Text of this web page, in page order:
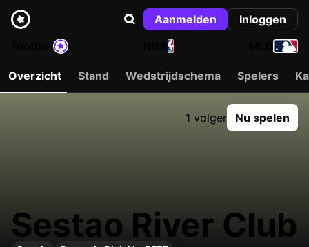
Aanmelden
Inloggen
NBA
Overzicht Stand Wedstrijdschema Spelers
1 volger Nu spelen
Sestao River Club